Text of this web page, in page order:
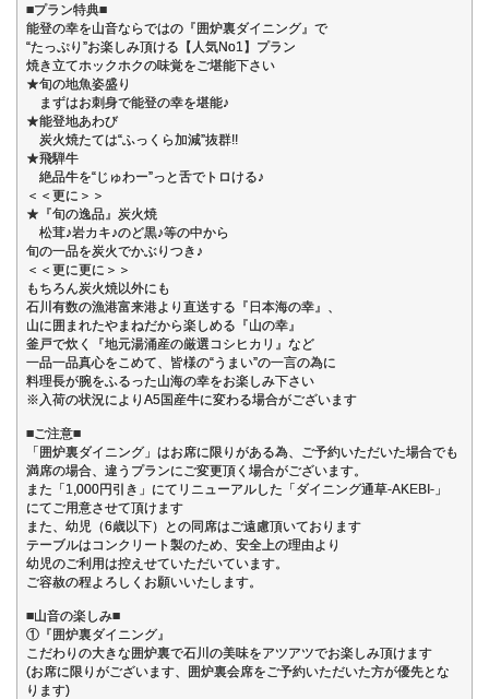
■プラン特典■
能登の幸を山音ならではの『囲炉裏ダイニング』で
“たっぷり”お楽しみ頂ける【人気No1】プラン
焼き立てホックホクの味覚をご堪能下さい
★旬の地魚姿盛り
まずはお刺身で能登の幸を堪能♪
★能登地あわび
炭火焼たては“ふっくら加減”抜群!!
★飛騨牛
絶品牛を“じゅわー”っと舌でトロける♪
＜＜更に＞＞
★『旬の逸品』炭火焼
松茸♪岩カキ♪のど黒♪等の中から
旬の一品を炭火でかぶりつき♪
＜＜更に更に＞＞
もちろん炭火焼以外にも
石川有数の漁港富来港より直送する『日本海の幸』、
山に囲まれたやまねだから楽しめる『山の幸』
釜戸で炊く『地元湯涌産の厳選コシヒカリ』など
一品一品真心をこめて、皆様の“うまい”の一言の為に
料理長が腕をふるった山海の幸をお楽しみ下さい
※入荷の状況によりA5国産牛に変わる場合がございます
■ご注意■
「囲炉裏ダイニング」はお席に限りがある為、ご予約いただいた場合でも
満席の場合、違うプランにご変更頂く場合がございます。
また「1,000円引き」にてリニューアルした「ダイニング通草-AKEBI-」
にてご用意させて頂けます
また、幼児（6歳以下）との同席はご遠慮頂いております
テーブルはコンクリート製のため、安全上の理由より
幼児のご利用は控えせていただいています。
ご容赦の程よろしくお願いいたします。
■山音の楽しみ■
①『囲炉裏ダイニング』
こだわりの大きな囲炉裏で石川の美味をアツアツでお楽しみ頂けます
(お席に限りがございます、囲炉裏会席をご予約いただいた方が優先とな
ります)